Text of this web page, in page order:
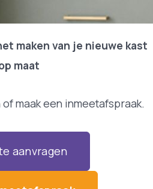
maken van je nieuwe kast
maat
maak een inmeetafspraak.
aanvragen